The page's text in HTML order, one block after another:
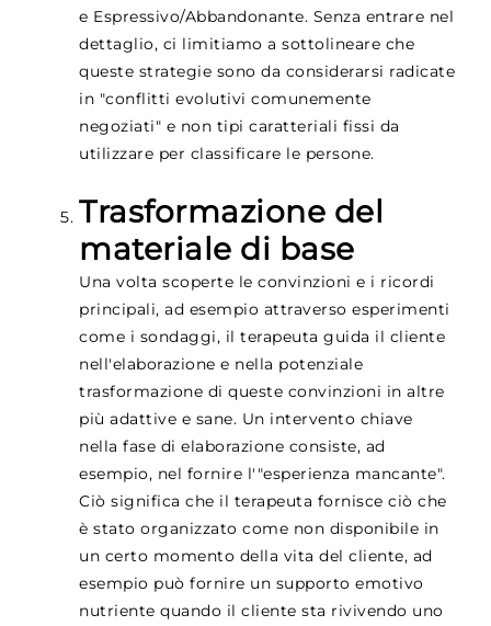
e Espressivo/Abbandonante. Senza entrare nel
dettaglio, ci limitiamo a sottolineare che
queste strategie sono da considerarsi radicate
in "conflitti evolutivi comunemente
negoziati" e non tipi caratteriali fissi da
utilizzare per classificare le persone.
Trasformazione del
materiale di base
Una volta scoperte le convinzioni e i ricordi
principali, ad esempio attraverso esperimenti
come i sondaggi, il terapeuta guida il cliente
nell'elaborazione e nella potenziale
trasformazione di queste convinzioni in altre
più adattive e sane. Un intervento chiave
nella fase di elaborazione consiste, ad
esempio, nel fornire l'"esperienza mancante".
Ciò significa che il terapeuta fornisce ciò che
è stato organizzato come non disponibile in
un certo momento della vita del cliente, ad
esempio può fornire un supporto emotivo
nutriente quando il cliente sta rivivendo uno